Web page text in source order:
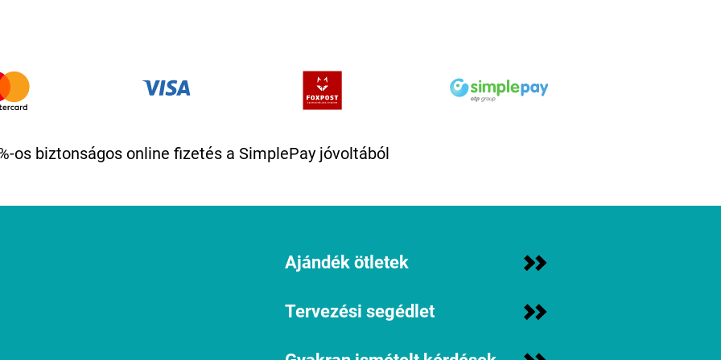
os biztonságos online fizetés a SimplePay jóvoltából
Ajándék ötletek
Tervezési segédlet